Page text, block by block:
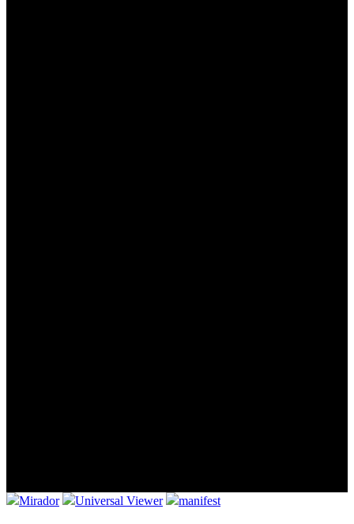
Mirador Universal Viewer manifest